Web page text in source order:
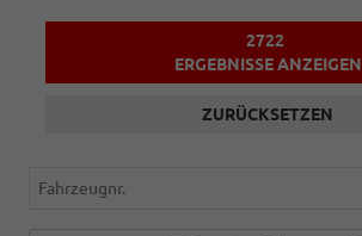
2722
ERGEBNISSE ANZEIGEN
ZURÜCKSETZEN
Fahrzeugnr.